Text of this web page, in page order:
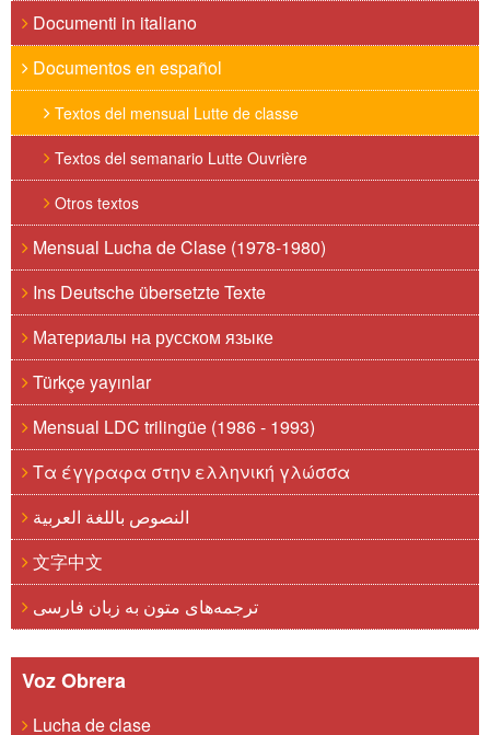
Documenti in italiano
Documentos en español
Textos del mensual Lutte de classe
Textos del semanario Lutte Ouvrière
Otros textos
Mensual Lucha de Clase (1978-1980)
Ins Deutsche übersetzte Texte
Материалы на русском языке
Türkçe yayınlar
Mensual LDC trilingüe (1986 - 1993)
Τα έγγραφα στην ελληνική γλώσσα
النصوص باللغة العربية
文字中文
ترجمه‌های متون به زبان فارسی
Voz Obrera
Lucha de clase